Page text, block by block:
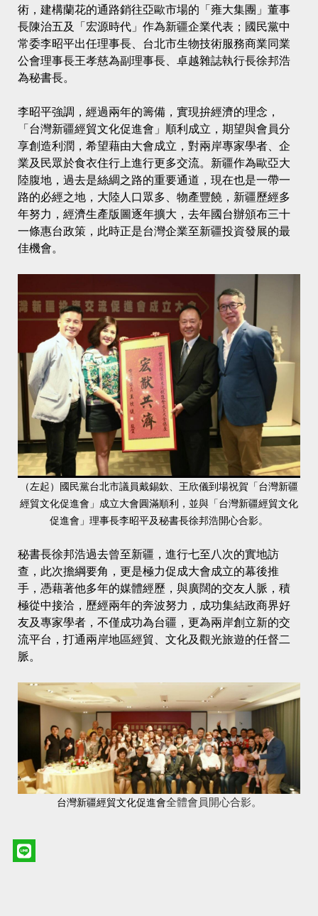
術，建構蘭花的通路銷往亞歐市場的「雍大集團」董事
長陳治五及「宏源時代」作為新疆企業代表；國民黨中
常委李昭平出任理事長、台北市生物技術服務商業同業
公會理事長王孝慈為副理事長、卓越雜誌執行長徐邦浩
為秘書長。
李昭平強調，經過兩年的籌備，實現拚經濟的理念，
「台灣新疆經貿文化促進會」順利成立，期望與會員分
享創造利潤，希望藉由大會成立，對兩岸專家學者、企
業及民眾於食衣住行上進行更多交流。新疆作為歐亞大
陸腹地，過去是絲綢之路的重要通道，現在也是一帶一
路的必經之地，大陸人口眾多、物產豐饒，新疆歷經多
年努力，經濟生產版圖逐年擴大，去年國台辦頒布三十
一條惠台政策，此時正是台灣企業至新疆投資發展的最
佳機會。
（左起）國民黨台北市議員戴錫欽、王欣儀到場祝賀「台灣新疆
經貿文化促進會」成立大會圓滿順利，並與「台灣新疆經貿文化
促進會」理事長李昭平及秘書長徐邦浩開心合影。
秘書長徐邦浩過去曾至新疆，進行七至八次的實地訪
查，此次擔綱要角，更是極力促成大會成立的幕後推
手，憑藉著他多年的媒體經歷，與廣闊的交友人脈，積
極從中接洽，歷經兩年的奔波努力，成功集結政商界好
友及專家學者，不僅成功為台疆，更為兩岸創立新的交
流平台，打通兩岸地區經貿、文化及觀光旅遊的任督二
脈。
台灣新疆經貿文化促進會全體會員開心合影。